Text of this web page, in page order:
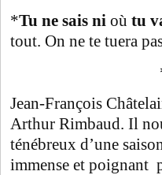
*Tu ne sais ni où tu
tout. On ne te tuera
*Je me crois
Jean-François
Arthur Rimbaud. Il
ténébreux d’une
immense et poignant